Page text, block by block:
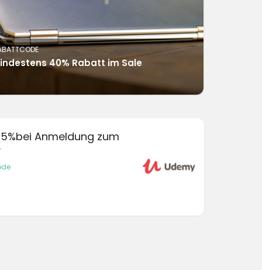
40% Rabatt im Sale
Anmeldung zum